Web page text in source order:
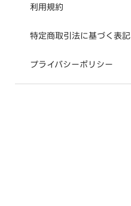
利用規約
特定商取引法に基づく表記
プライバシーポリシー